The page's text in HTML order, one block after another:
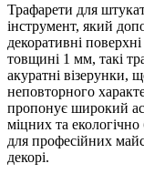
Трафарети для
інструмент, який
декоративні
товщині 1 мм, такі
акуратні візерунки,
неповторного
пропонує широкий
міцних та екологічно
для професійних
декорі.